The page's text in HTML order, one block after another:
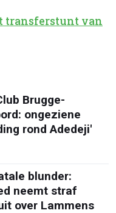
transferstunt van
Brugge-
ongeziene
rond Adedeji'
blunder:
neemt straf
over Lammens